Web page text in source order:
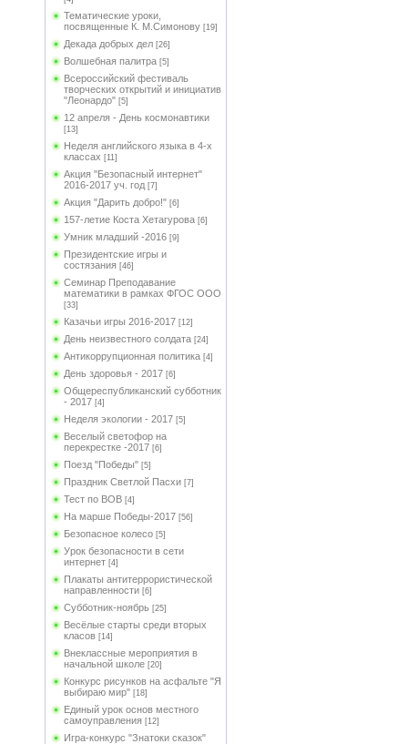
Тематические уроки,
посвященные К. М.Симонову [19]
Декада добрых дел [26]
Волшебная палитра [5]
Всероссийский фестиваль
творческих открытий и инициатив
"Леонардо" [5]
12 апреля - День космонавтики
[13]
Неделя английского языка в 4-х
классах [11]
Акция "Безопасный интернет"
2016-2017 уч. год [7]
Акция "Дарить добро!" [6]
157-летие Коста Хетагурова [6]
Умник младший -2016 [9]
Президентские игры и
состязания [46]
Семинар Преподавание
математики в рамках ФГОС ООО
[33]
Казачьи игры 2016-2017 [12]
День неизвестного солдата [24]
Антикоррупционная политика [4]
День здоровья - 2017 [6]
Общереспубликанский субботник
- 2017 [4]
Неделя экологии - 2017 [5]
Веселый светофор на
перекрестке -2017 [6]
Поезд "Победы" [5]
Праздник Светлой Пасхи [7]
Тест по ВОВ [4]
На марше Победы-2017 [56]
Безопасное колесо [5]
Урок безопасности в сети
интернет [4]
Плакаты антитеррористической
направленности [6]
Субботник-ноябрь [25]
Весёлые старты среди вторых
класов [14]
Внеклассные мероприятия в
начальной школе [20]
Конкурс рисунков на асфальте "Я
выбираю мир" [18]
Единый урок основ местного
самоуправления [12]
Игра-конкурс "Знатоки сказок"